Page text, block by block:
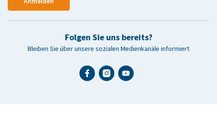
Folgen Sie uns bereits?
Bleiben Sie über unsere sozialen Medienkanäle informiert